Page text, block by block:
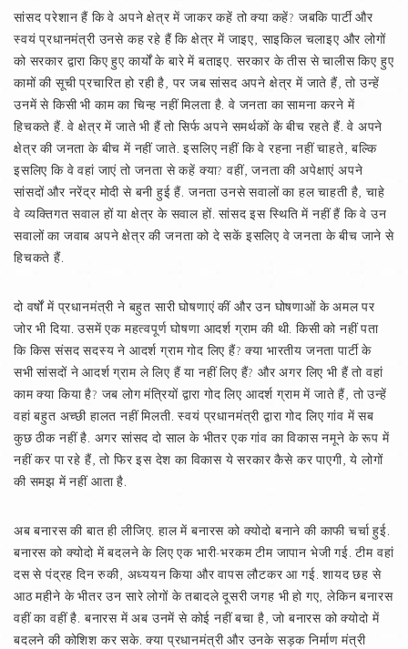
सांसद परेशान हैं कि वे अपने क्षेत्र में जाकर कहें तो क्या कहें? जबकि पार्टी और
स्वयं प्रधानमंत्री उनसे कह रहे हैं कि क्षेत्र में जाइए, साइकिल चलाइए और लोगों
को सरकार द्वारा किए हुए कार्यों के बारे में बताइए. सरकार के तीस से चालीस किए हुए
कामों की सूची प्रचारित हो रही है, पर जब सांसद अपने क्षेत्र में जाते हैं, तो उन्हें
उनमें से किसी भी काम का चिन्ह नहीं मिलता है. वे जनता का सामना करने में
हिचकते हैं. वे क्षेत्र में जाते भी हैं तो सिर्फ अपने समर्थकों के बीच रहते हैं. वे अपने
क्षेत्र की जनता के बीच में नहीं जाते. इसलिए नहीं कि वे रहना नहीं चाहते, बल्कि
इसलिए कि वे वहां जाएं तो जनता से कहें क्या? वहीं, जनता की अपेक्षाएं अपने
सांसदों और नरेंद्र मोदी से बनी हुई हैं. जनता उनसे सवालों का हल चाहती है, चाहे
वे व्यक्तिगत सवाल हों या क्षेत्र के सवाल हों. सांसद इस स्थिति में नहीं हैं कि वे उन
सवालों का जवाब अपने क्षेत्र की जनता को दे सकें इसलिए वे जनता के बीच जाने से
हिचकते हैं.
दो वर्षों में प्रधानमंत्री ने बहुत सारी घोषणाएं कीं और उन घोषणाओं के अमल पर
जोर भी दिया. उसमें एक महत्वपूर्ण घोषणा आदर्श ग्राम की थी. किसी को नहीं पता
कि किस संसद सदस्य ने आदर्श ग्राम गोद लिए हैं? क्या भारतीय जनता पार्टी के
सभी सांसदों ने आदर्श ग्राम ले लिए हैं या नहीं लिए हैं? और अगर लिए भी हैं तो वहां
काम क्या किया है? जब लोग मंत्रियों द्वारा गोद लिए आदर्श ग्राम में जाते हैं, तो उन्हें
वहां बहुत अच्छी हालत नहीं मिलती. स्वयं प्रधानमंत्री द्वारा गोद लिए गांव में सब
कुछ ठीक नहीं है. अगर सांसद दो साल के भीतर एक गांव का विकास नमूने के रूप में
नहीं कर पा रहे हैं, तो फिर इस देश का विकास ये सरकार कैसे कर पाएगी, ये लोगों
की समझ में नहीं आता है.
अब बनारस की बात ही लीजिए. हाल में बनारस को क्योदो बनाने की काफी चर्चा हुई.
बनारस को क्योदो में बदलने के लिए एक भारी-भरकम टीम जापान भेजी गई. टीम वहां
दस से पंद्रह दिन रुकी, अध्ययन किया और वापस लौटकर आ गई. शायद छह से
आठ महीने के भीतर उन सारे लोगों के तबादले दूसरी जगह भी हो गए, लेकिन बनारस
वहीं का वहीं है. बनारस में अब उनमें से कोई नहीं बचा है, जो बनारस को क्योदो में
बदलने की कोशिश कर सके. क्या प्रधानमंत्री और उनके सड़क निर्माण मंत्री